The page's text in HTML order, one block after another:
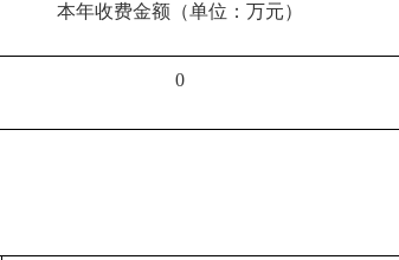
本年收费金额（单位：万元）
0